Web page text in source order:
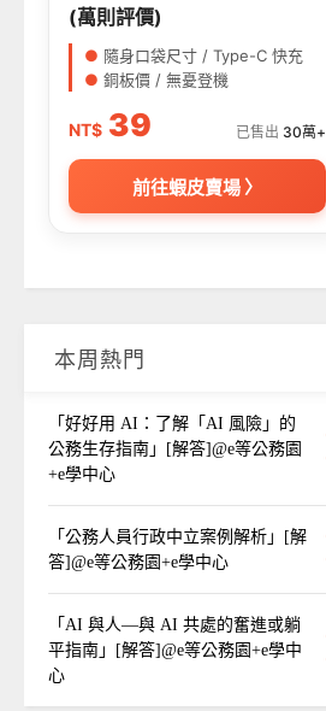
(萬則評價)
● 隨身口袋尺寸 / Type-C 快充
● 銅板價 / 無憂登機
NT$ 39 已售出 30萬+
前往蝦皮賣場 〉
本周熱門
「好好用 AI：了解「AI 風險」的
公務生存指南」[解答]@e等公務園
+e學中心
「公務人員行政中立案例解析」[解
答]@e等公務園+e學中心
「AI 與人—與 AI 共處的奮進或躺
平指南」[解答]@e等公務園+e學中
心